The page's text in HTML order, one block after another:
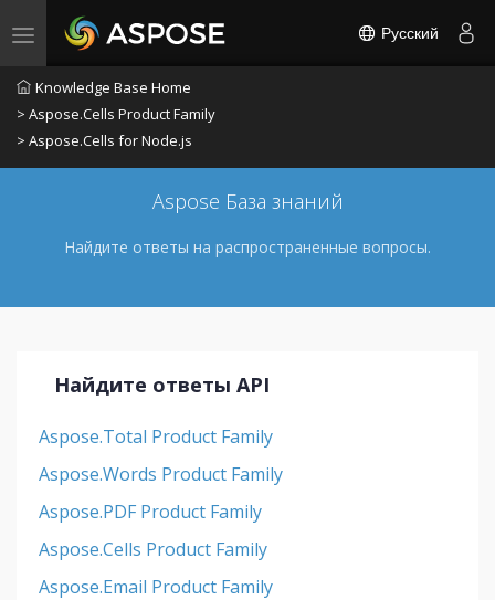
Toggle navigation Русский
Knowledge Base Home
> Aspose.Cells Product Family
> Aspose.Cells for Node.js
Aspose База знаний
Найдите ответы на распространенные вопросы.
Найдите ответы API
Aspose.Total Product Family
Aspose.Words Product Family
Aspose.PDF Product Family
Aspose.Cells Product Family
Aspose.Email Product Family